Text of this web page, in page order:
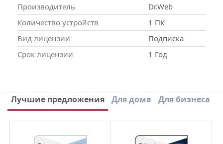
Производитель
Dr.Web
Количество устройств
1 ПК
Вид лицензии
Подписка
Срок лицензии
1 Год
Написать отзыв
×
Лучшие предложения Для дома Для бизнеса